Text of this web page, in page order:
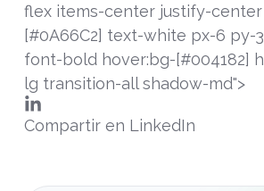
flex items-center justify-
[#0A66C2] text-white px-6 py-
font-bold hover:bg-[#004182]
lg transition-all shadow-md">
Compartir en LinkedIn